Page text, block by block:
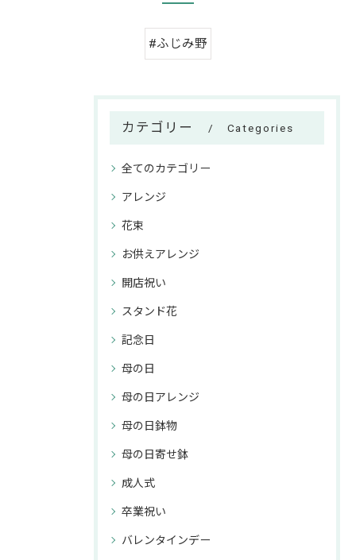
#ふじみ野
カテゴリー Categories
全てのカテゴリー
アレンジ
花束
お供えアレンジ
開店祝い
スタンド花
記念日
母の日
母の日アレンジ
母の日鉢物
母の日寄せ鉢
成人式
卒業祝い
バレンタインデー